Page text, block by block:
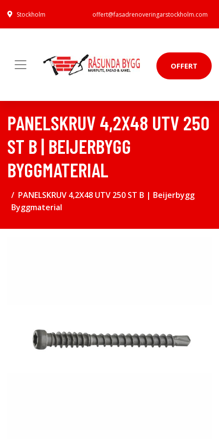
Stockholm offert@fasadrenoveringarstockholm.com
OFFERT
PANELSKRUV 4,2X48 UTV 250
ST B | BEIJERBYGG
BYGGMATERIAL
PANELSKRUV 4,2X48 UTV 250 ST B | Beijerbygg
Byggmaterial